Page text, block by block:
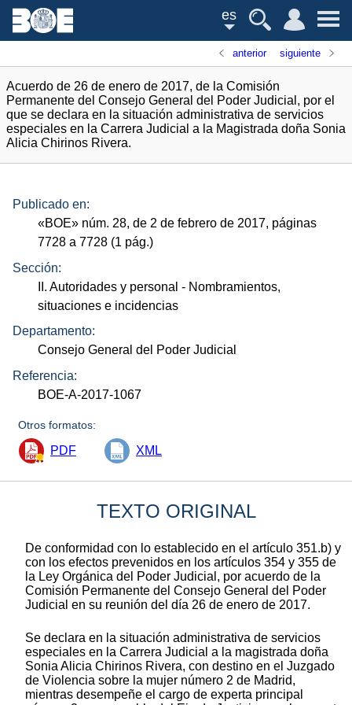
es
anterior siguiente
Acuerdo de 26 de enero de 2017, de la Comisión
Permanente del Consejo General del Poder Judicial, por el
que se declara en la situación administrativa de servicios
especiales en la Carrera Judicial a la Magistrada doña Sonia
Alicia Chirinos Rivera.
Publicado en:
«BOE» núm. 28, de 2 de febrero de 2017, páginas
7728 a 7728 (1 pág.)
Sección:
II. Autoridades y personal - Nombramientos,
situaciones e incidencias
Departamento:
Consejo General del Poder Judicial
Referencia:
BOE-A-2017-1067
Otros formatos:
PDF XML
TEXTO ORIGINAL
De conformidad con lo establecido en el artículo 351.b) y
con los efectos prevenidos en los artículos 354 y 355 de
la Ley Orgánica del Poder Judicial, por acuerdo de la
Comisión Permanente del Consejo General del Poder
Judicial en su reunión del día 26 de enero de 2017.
Se declara en la situación administrativa de servicios
especiales en la Carrera Judicial a la magistrada doña
Sonia Alicia Chirinos Rivera, con destino en el Juzgado
de Violencia sobre la mujer número 2 de Madrid,
mientras desempeñe el cargo de experta principal